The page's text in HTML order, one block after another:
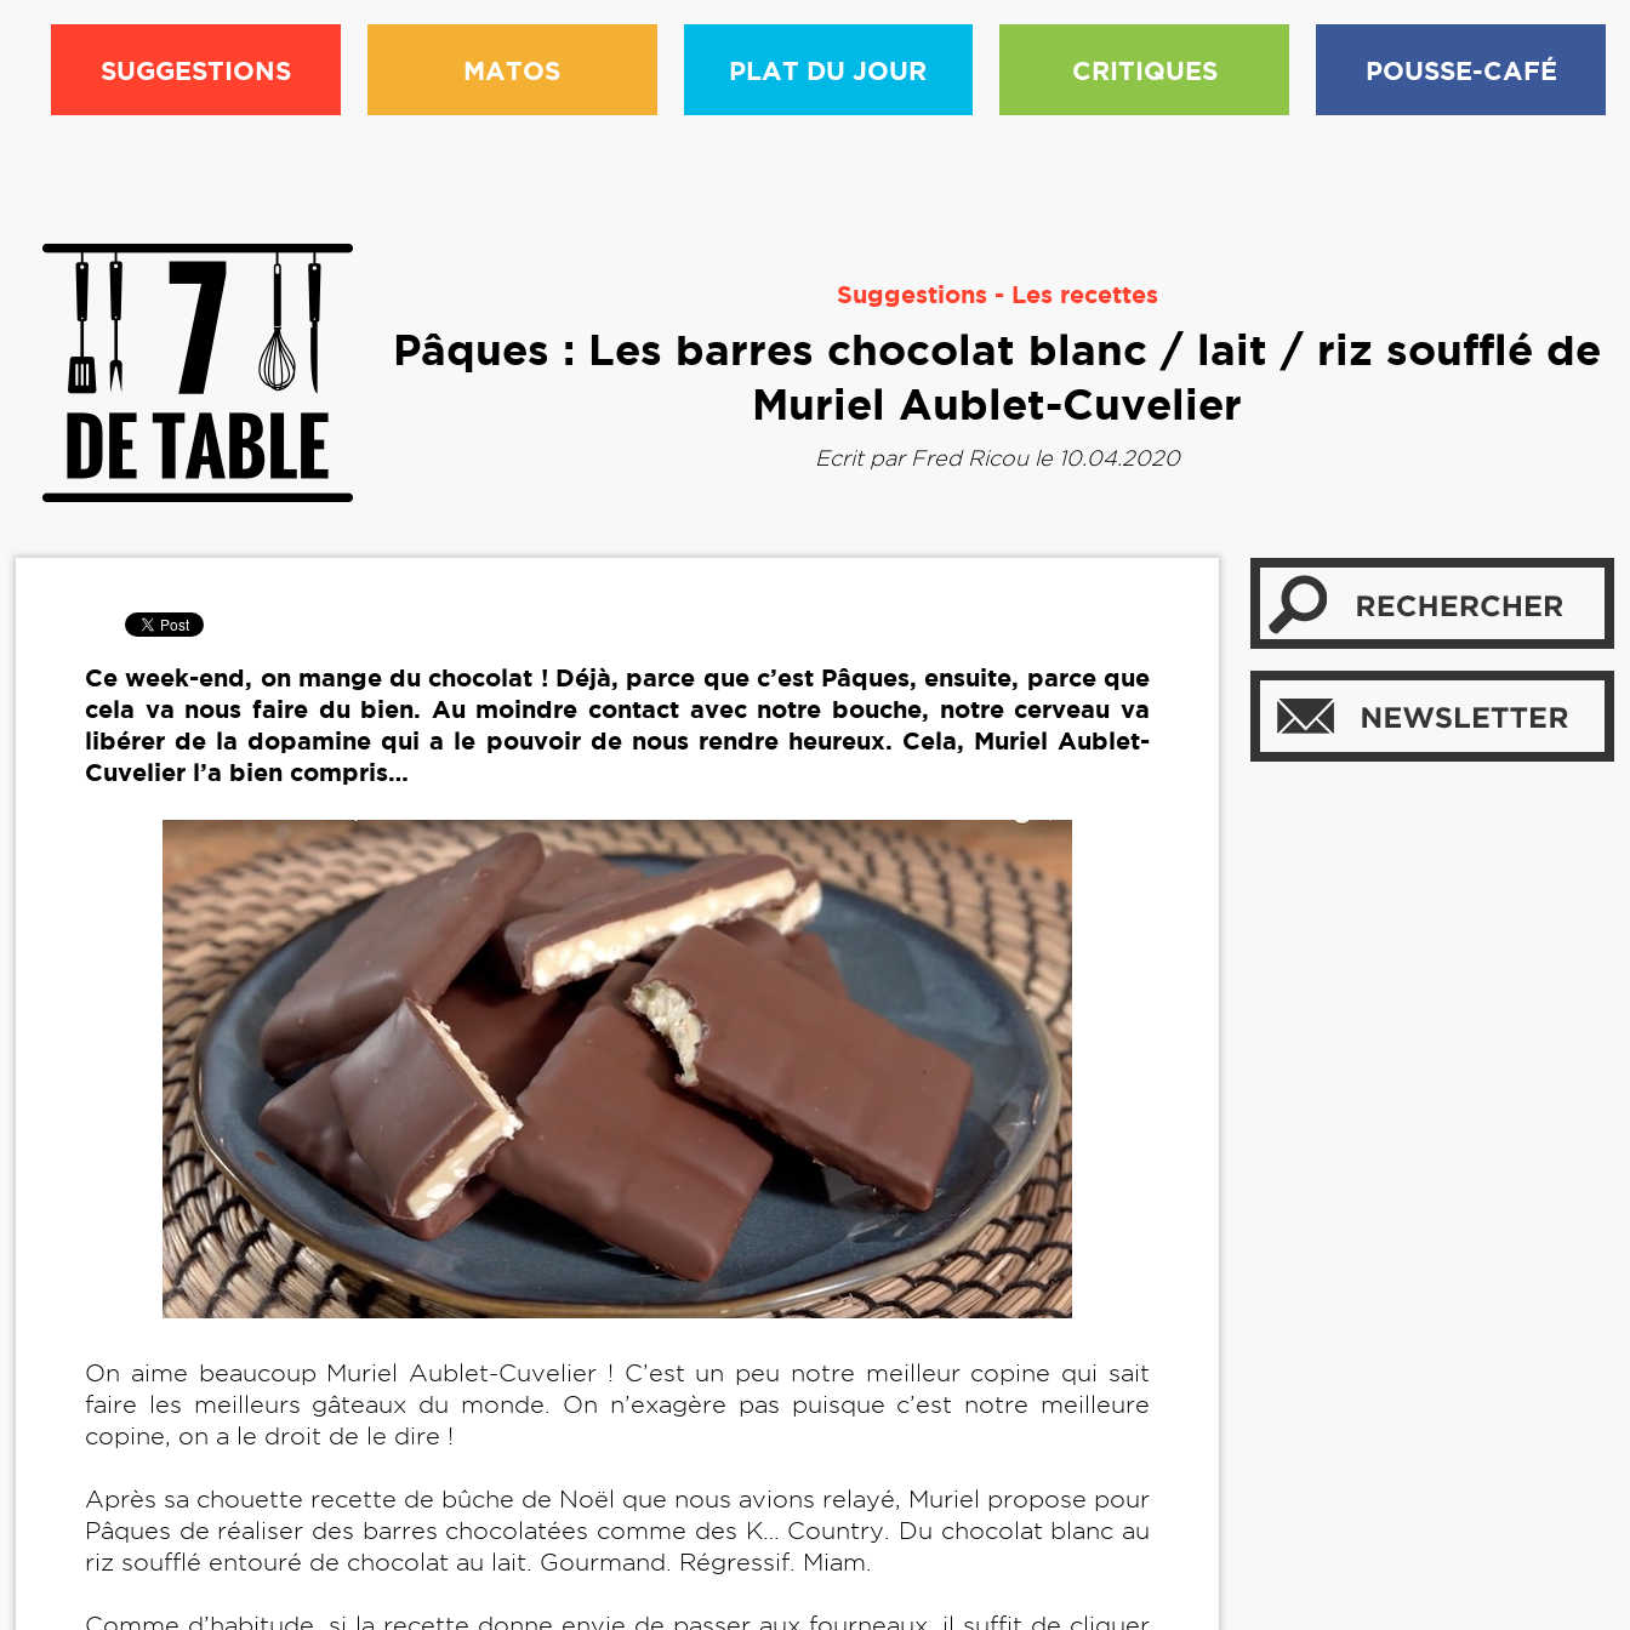
SUGGESTIONS MATOS PLAT DU JOUR CRITIQUES POUSSE-CAFÉ
Suggestions- Les recettes
Pâques : Les barres chocolat blanc / lait / riz soufflé de
Muriel Aublet-Cuvelier
Ecrit par Fred Ricoule 10.04.2020
Ce week-end, on mange du chocolat ! Déjà, parce que c’est Pâques, ensuite, parce que
cela va nous faire du bien. Au moindre contact avec notre bouche, notre cerveau va
libérer de la dopamine qui a le pouvoir de nous rendre heureux. Cela, Muriel Aublet-
Cuvelier l’a bien compris…
On aime beaucoup Muriel Aublet-Cuvelier ! C’est un peu notre meilleur copine qui sait
faire les meilleurs gâteaux du monde. On n’exagère pas puisque c’est notre meilleure
copine, on a le droit de le dire !
Après sa chouette recette de bûche de Noël que nous avions relayé, Muriel propose pour
Pâques de réaliser des barres chocolatées comme des K… Country. Du chocolat blanc au
riz soufflé entouré de chocolat au lait. Gourmand. Régressif. Miam.